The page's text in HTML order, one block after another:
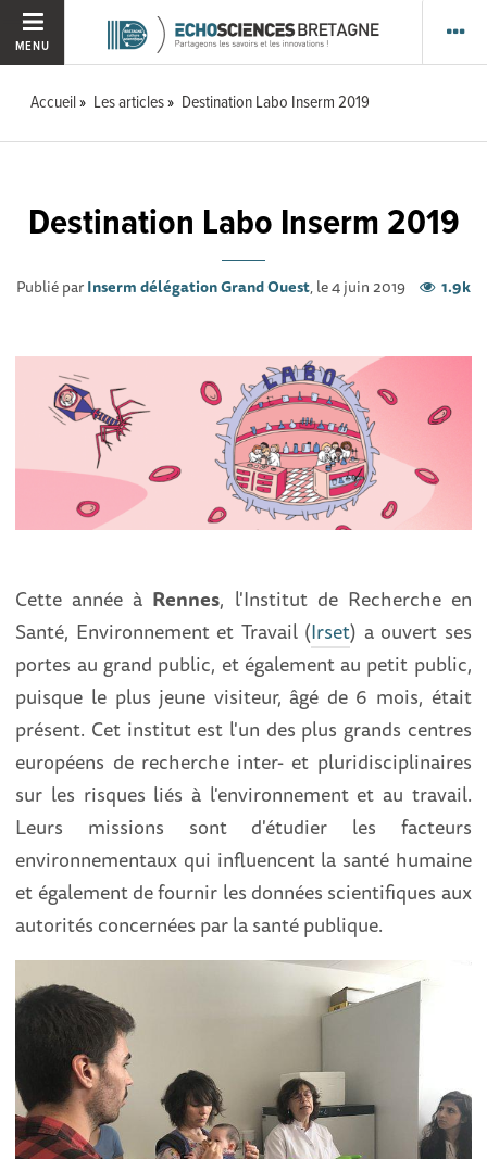
MENU
Accueil Les articles Destination Labo Inserm 2019
Destination Labo Inserm 2019
Publié parInserm délégation Grand Ouest, le 4 juin 2019 1.9k
Cette année à Rennes, l'Institut de Recherche en
Santé, Environnement et Travail (Irset) a ouvert ses
portes au grand public, et également au petit public,
puisque le plus jeune visiteur, âgé de 6 mois, était
présent. Cet institut est l'un des plus grands centres
européens de recherche inter- et pluridisciplinaires
sur les risques liés à l'environnement et au travail.
Leurs missions sont d'étudier les facteurs
environnementaux qui influencent la santé humaine
et également de fournir les données scientifiques aux
autorités concernées par la santé publique.